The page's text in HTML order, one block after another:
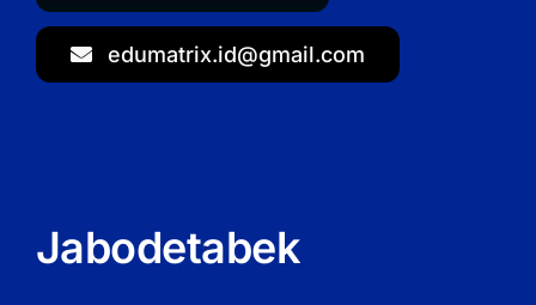
edumatrix.id@gmail.com
Jabodetabek